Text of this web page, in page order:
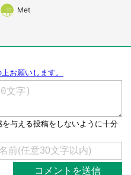
「職人の技ですね」
Met